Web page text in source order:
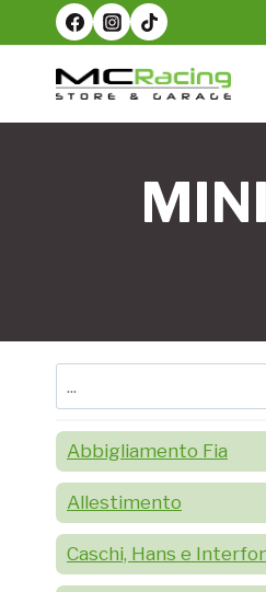
al
contenuto
Abbigliamento Fia
Allestimento
Caschi, Hans e